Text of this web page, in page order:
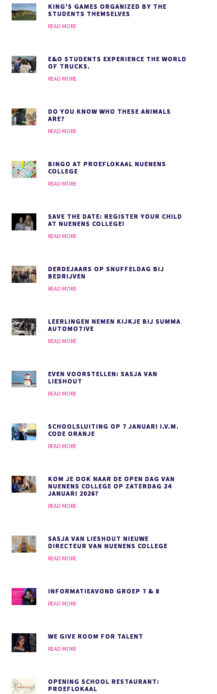
KING'S GAMES ORGANIZED BY THE
STUDENTS THEMSELVES
READ MORE
E&O STUDENTS EXPERIENCE THE WORLD
OF TRUCKS.
READ MORE
DO YOU KNOW WHO THESE ANIMALS
ARE?
READ MORE
BINGO AT PROEFLOKAAL NUENENS
COLLEGE
READ MORE
SAVE THE DATE: REGISTER YOUR CHILD
AT NUENENS COLLEGE!
READ MORE
DERDEJAARS OP SNUFFELDAG BIJ
BEDRIJVEN
READ MORE
LEERLINGEN NEMEN KIJKJE BIJ SUMMA
AUTOMOTIVE
READ MORE
EVEN VOORSTELLEN: SASJA VAN
LIESHOUT
READ MORE
SCHOOLSLUITING OP 7 JANUARI I.V.M.
CODE ORANJE
READ MORE
KOM JE OOK NAAR DE OPEN DAG VAN
NUENENS COLLEGE OP ZATERDAG 24
JANUARI 2026?
READ MORE
SASJA VAN LIESHOUT NIEUWE
DIRECTEUR VAN NUENENS COLLEGE
READ MORE
INFORMATIEAVOND GROEP 7 & 8
READ MORE
WE GIVE ROOM FOR TALENT
READ MORE
OPENING SCHOOL RESTAURANT:
PROEFLOKAAL